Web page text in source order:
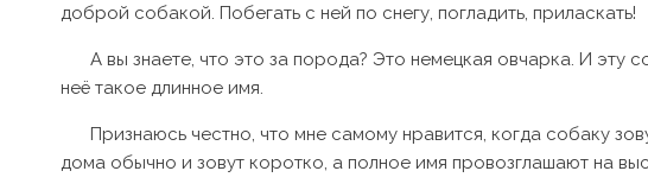
доброй собакой. Побегать с ней по снегу, погладить, приласкать!
А вы знаете, что это за порода? Это немецкая овчарка. И
неё такое длинное имя.
Признаюсь честно, что мне самому нравится, когда собаку
дома обычно и зовут коротко, а полное имя провозглашают на